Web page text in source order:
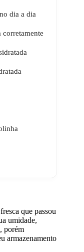
dia a dia
corretamente
que passou
umidade,
porém
armazenamento